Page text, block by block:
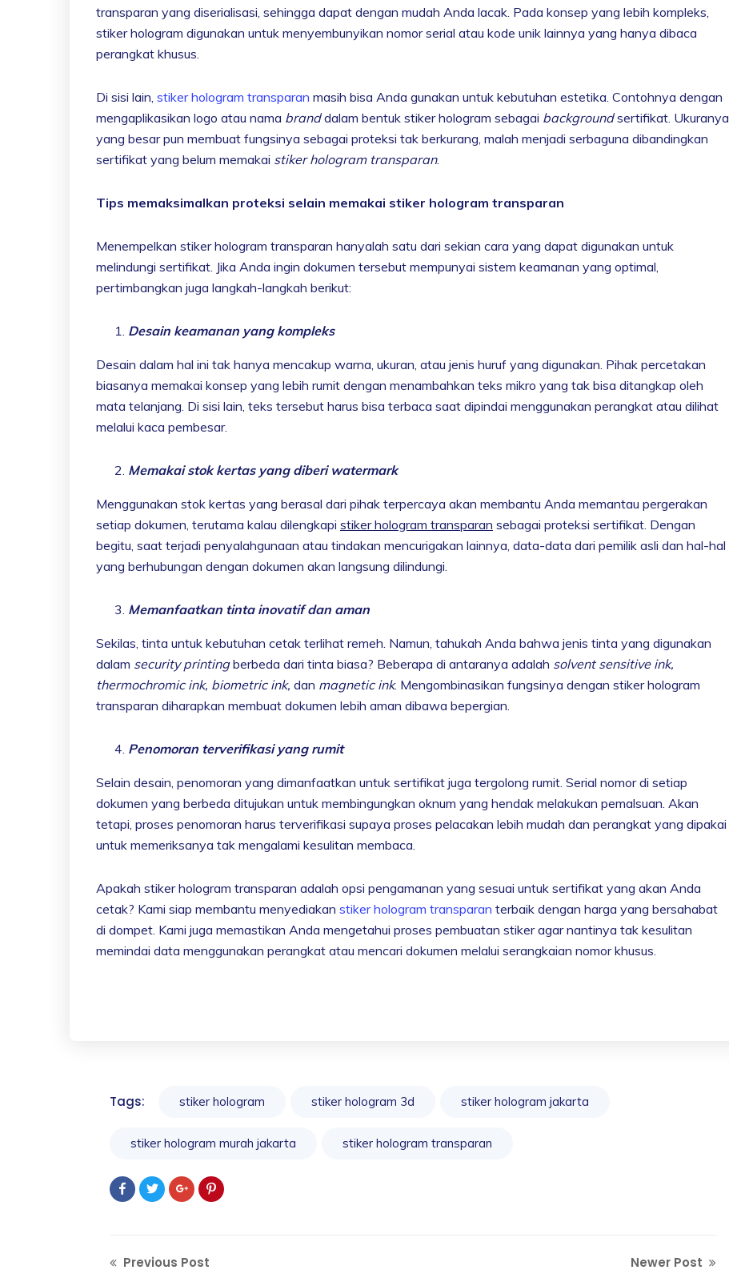
transparan yang diserialisasi, sehingga dapat dengan mudah Anda lacak. Pada konsep yang lebih kompleks,
stiker hologram digunakan untuk menyembunyikan nomor serial atau kode unik lainnya yang hanya dibaca
perangkat khusus.
Di sisi lain, stiker hologram transparan masih bisa Anda gunakan untuk kebutuhan estetika. Contohnya dengan
mengaplikasikan logo atau nama branddalam bentuk stiker hologram sebagai backgroundsertifikat. Ukuranya
yang besar pun membuat fungsinya sebagai proteksi tak berkurang, malah menjadi serbaguna dibandingkan
sertifikat yang belum memakai stiker hologram transparan.
Tips memaksimalkan proteksi selain memakai stiker hologram transparan
Menempelkan stiker hologram transparan hanyalah satu dari sekian cara yang dapat digunakan untuk
melindungi sertifikat. Jika Anda ingin dokumen tersebut mempunyai sistem keamanan yang optimal,
pertimbangkan juga langkah-langkah berikut:
Desain keamanan yang kompleks
Desain dalam hal ini tak hanya mencakup warna, ukuran, atau jenis huruf yang digunakan. Pihak percetakan
biasanya memakai konsep yang lebih rumit dengan menambahkan teks mikro yang tak bisa ditangkap oleh
mata telanjang. Di sisi lain, teks tersebut harus bisa terbaca saat dipindai menggunakan perangkat atau dilihat
melalui kaca pembesar.
Memakai stok kertas yang diberi watermark
Menggunakan stok kertas yang berasal dari pihak terpercaya akan membantu Anda memantau pergerakan
setiap dokumen, terutama kalau dilengkapi stiker hologram transparan sebagai proteksi sertifikat. Dengan
begitu, saat terjadi penyalahgunaan atau tindakan mencurigakan lainnya, data-data dari pemilik asli dan hal-hal
yang berhubungan dengan dokumen akan langsung dilindungi.
Memanfaatkan tinta inovatif dan aman
Sekilas, tinta untuk kebutuhan cetak terlihat remeh. Namun, tahukah Anda bahwa jenis tinta yang digunakan
dalam security printingberbeda dari tinta biasa? Beberapa di antaranya adalah solvent sensitive ink,
thermochromic ink, biometric ink, dan magnetic ink. Mengombinasikan fungsinya dengan stiker hologram
transparan diharapkan membuat dokumen lebih aman dibawa bepergian.
Penomoran terverifikasi yang rumit
Selain desain, penomoran yang dimanfaatkan untuk sertifikat juga tergolong rumit. Serial nomor di setiap
dokumen yang berbeda ditujukan untuk membingungkan oknum yang hendak melakukan pemalsuan. Akan
tetapi, proses penomoran harus terverifikasi supaya proses pelacakan lebih mudah dan perangkat yang dipakai
untuk memeriksanya tak mengalami kesulitan membaca.
Apakah stiker hologram transparan adalah opsi pengamanan yang sesuai untuk sertifikat yang akan Anda
cetak? Kami siap membantu menyediakan stiker hologram transparan terbaik dengan harga yang bersahabat
di dompet. Kami juga memastikan Anda mengetahui proses pembuatan stiker agar nantinya tak kesulitan
memindai data menggunakan perangkat atau mencari dokumen melalui serangkaian nomor khusus.
Tags: stiker hologram stiker hologram 3d stiker hologram jakarta
stiker hologram murah jakarta stiker hologram transparan
Previous Post Newer Post